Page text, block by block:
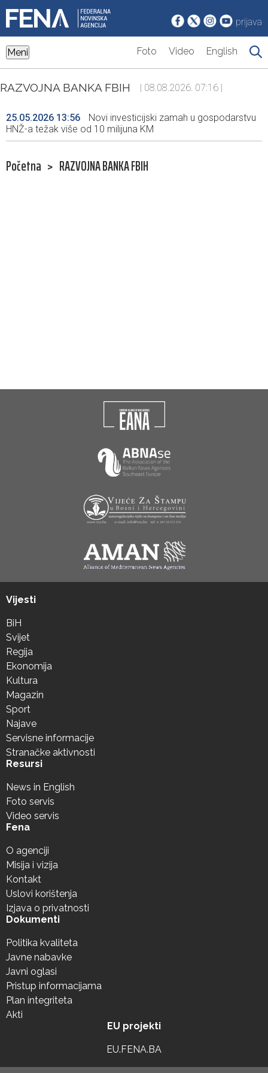
prijava
Meni Foto Video English
RAZVOJNA BANKA FBIH | 08.08.2026. 07:16 |
25.05.2026 13:56
Novi investicijski zamah u gospodarstvu
HNŽ-a težak više od 10 milijuna KM
Početna > RAZVOJNA BANKA FBIH
Vijesti
BiH
Svijet
Regija
Ekonomija
Kultura
Magazin
Sport
Najave
Servisne informacije
Stranačke aktivnosti
Resursi
News in English
Foto servis
Video servis
Fena
O agenciji
Misija i vizija
Kontakt
Uslovi korištenja
Izjava o privatnosti
Dokumenti
Politika kvaliteta
Javne nabavke
Javni oglasi
Pristup informacijama
Plan integriteta
Akti
EU projekti
EU.FENA.BA